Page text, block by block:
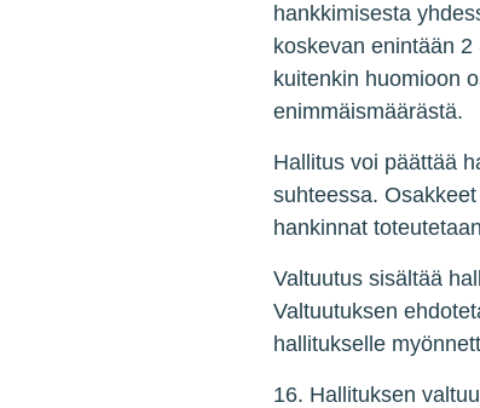
hankkimisesta
koskevan enintään
kuitenkin huomioon
enimmäismäärästä.
Hallitus voi päättää
suhteessa.
hankinnat
Valtuutus sisältää
Valtuutuksen
hallitukselle
16. Hallituksen